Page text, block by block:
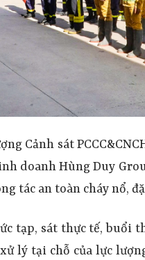
Cảnh sát
doanh Hùng Duy
tác an toàn cháy nổ,
tạp, sát thực tế, buổi
lý tại chỗ của lực